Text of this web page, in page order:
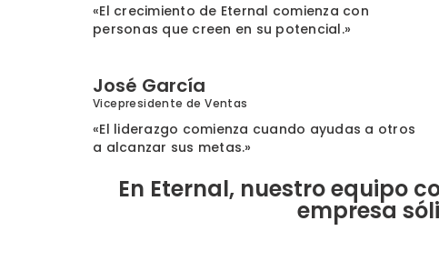
«El crecimiento de Eternal comienza con
personas que creen en su potencial.»
José García
Vicepresidente de Ventas
«El liderazgo comienza cuando ayudas a otros
a alcanzar sus metas.»
En Eternal, nuestro equipo
empresa